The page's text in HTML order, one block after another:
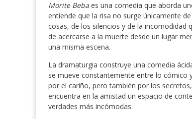
Morite Beba es una comedia que aborda
entiende que la risa no surge únicamente
cosas, de los silencios y de la incomodidad
de acercarse a la muerte desde un lugar
una misma escena.
La dramaturgia construye una comedia
se mueve constantemente entre lo cómico
por el cariño, pero también por los
encuentra en la amistad un espacio de
verdades más incómodas.